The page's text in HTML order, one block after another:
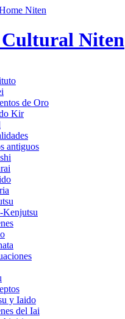
Niten
Niten
de Oro
Kir
antiguos
Kenjutsu
y Iaido
del Iai